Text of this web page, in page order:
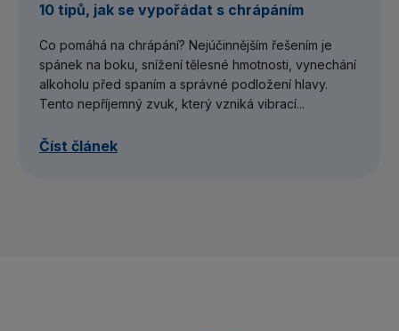
10 tipů, jak se vypořádat s chrápáním
Co pomáhá na chrápání? Nejúčinnějším řešením je
spánek na boku, snížení tělesné hmotnosti, vynechání
alkoholu před spaním a správné podložení hlavy.
Tento nepříjemný zvuk, který vzniká vibrací...
Číst článek